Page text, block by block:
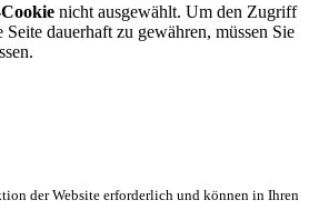
nicht ausgewählt. Um den Zugriff
dauerhaft zu gewähren, müssen Sie
der Website erforderlich und können in Ihren